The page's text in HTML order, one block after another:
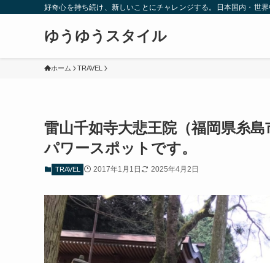
好奇心を持ち続け、新しいことにチャレンジする。日本国内・世界
ゆうゆうスタイル
ホーム TRAVEL
雷山千如寺大悲王院（福岡県糸
パワースポットです。
TRAVEL 2017年1月1日 2025年4月2日